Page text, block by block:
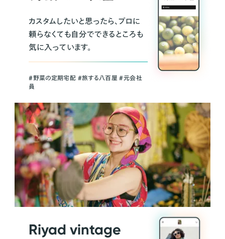
カスタムしたいと思ったら、プロに
頼らなくても自分でできるところも
気に入っています。
＃野菜の定期宅配 ＃旅する八百屋 ＃元会社
員
Riyad vintage